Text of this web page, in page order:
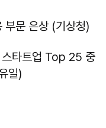
부문 은상 (기상청)
스타트업 Top 25 중
일)